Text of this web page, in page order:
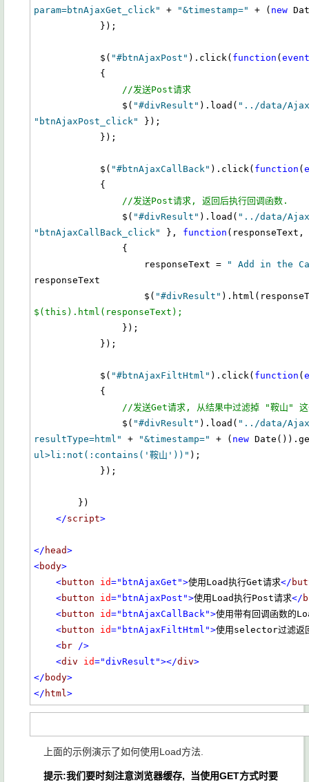
param=btnAjaxGet_click"
+ "&timestamp=" + ( new
            $(
"#btnAjaxPost" ).click( function ( event
//发送Post请求
                $(
"#divResult" ).load( "../data/
"btnAjaxPost_click"
});
            $(
"#btnAjaxCallBack" ).click( function (
//发送Post请求, 返回后执行回调函数.
                $(
"#divResult" ).load( "../data/
"btnAjaxCallBack_click"
}, function (responseText,
                    responseText =
" Add in the
responseText
                    $(
"#divResult"
$(this).html(responseText);
            $(
"#btnAjaxFiltHtml" ).click( function (
//发送Get请求, 从结果中过滤掉 "鞍山" 这
                $(
"#divResult" ).load( "../data/
resultType=html"
+ "&timestamp=" + ( new
ul>li:not(:contains('鞍山'))" );
</script>
</ head>
<body>
<button id="btnAjaxGet">使用Load执行Get请求</
<button id="btnAjaxPost">使用Load执行Post请求</
<button id="btnAjaxCallBack">使用带有回调函数的
<button id="btnAjaxFiltHtml">使用selector过滤返
<br />
<div id="divResult"></div>
</ body>
</ html>
上面的示例演示了如何使用Load方法.
提示:我们要时刻注意浏览器缓存, 当使用GET方式时要